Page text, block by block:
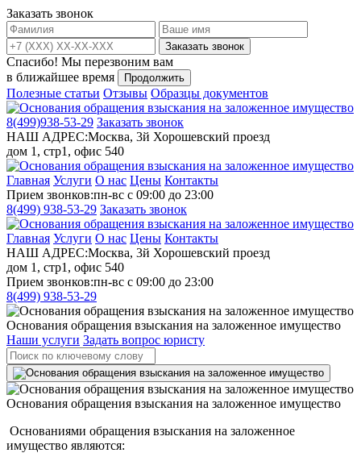
Заказать звонок
Заказать звонок
Спасибо! Мы перезвоним вам
в ближайшее время
Продолжить
Полезные статьи Отзывы Образцы документов
8(499)938-53-29 Заказать звонок
НАШ АДРЕС:Москва, 3й Хорошевский проезд
дом 1, стр1, офис 540
Главная Услуги О нас Цены Контакты
Прием звонков:пн-вс с 09:00 до 23:00
8(499) 938-53-29 Заказать звонок
Главная Услуги О нас Цены Контакты
НАШ АДРЕС:Москва, 3й Хорошевский проезд
дом 1, стр1, офис 540
Прием звонков:пн-вс с 09:00 до 23:00
8(499) 938-53-29
Основания обращения взыскания на заложенное имущество
Наши услуги Задать вопрос юристу
Основания обращения взыскания на заложенное имущество
Основаниями обращения взыскания на заложенное
имущество являются: